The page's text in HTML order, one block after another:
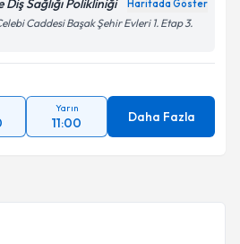
Sağlığı Polikliniği Haritada Göster
Caddesi Başak Şehir Evleri 1. Etap 3.
Yarın
11:00 Daha Fazla